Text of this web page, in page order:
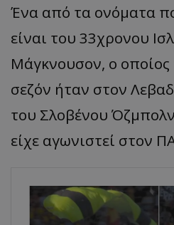
Ένα από τα ονόματα
είναι του 33χρονου
Μάγκνουσον, ο
σεζόν ήταν στον
του Σλοβένου
είχε αγωνιστεί στον